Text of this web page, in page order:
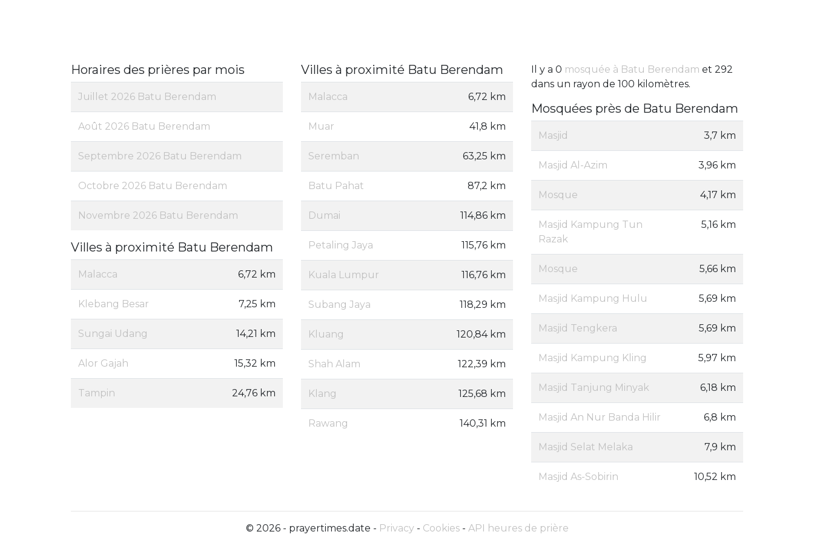
Horaires des prières par mois
Juillet 2026 Batu Berendam
Août 2026 Batu Berendam
Septembre 2026 Batu Berendam
Octobre 2026 Batu Berendam
Novembre 2026 Batu Berendam
Villes à proximité Batu Berendam
Malacca 6,72 km
Klebang Besar 7,25 km
Sungai Udang 14,21 km
Alor Gajah 15,32 km
Tampin 24,76 km
Villes à proximité Batu Berendam
Malacca 6,72 km
Muar 41,8 km
Seremban 63,25 km
Batu Pahat 87,2 km
Dumai 114,86 km
Petaling Jaya 115,76 km
Kuala Lumpur 116,76 km
Subang Jaya 118,29 km
Kluang 120,84 km
Shah Alam 122,39 km
Klang 125,68 km
Rawang 140,31 km
Il y a 0 mosquée à Batu Berendam et 292
dans un rayon de 100 kilomètres.
Mosquées près de Batu Berendam
Masjid 3,7 km
Masjid Al-Azim 3,96 km
Mosque 4,17 km
Masjid Kampung Tun
Razak
5,16 km
Mosque 5,66 km
Masjid Kampung Hulu 5,69 km
Masjid Tengkera 5,69 km
Masjid Kampung Kling 5,97 km
Masjid Tanjung Minyak 6,18 km
Masjid An Nur Banda Hilir 6,8 km
Masjid Selat Melaka 7,9 km
Masjid As-Sobirin 10,52 km
© 2026 - prayertimes.date - Privacy- Cookies- API heures de prière